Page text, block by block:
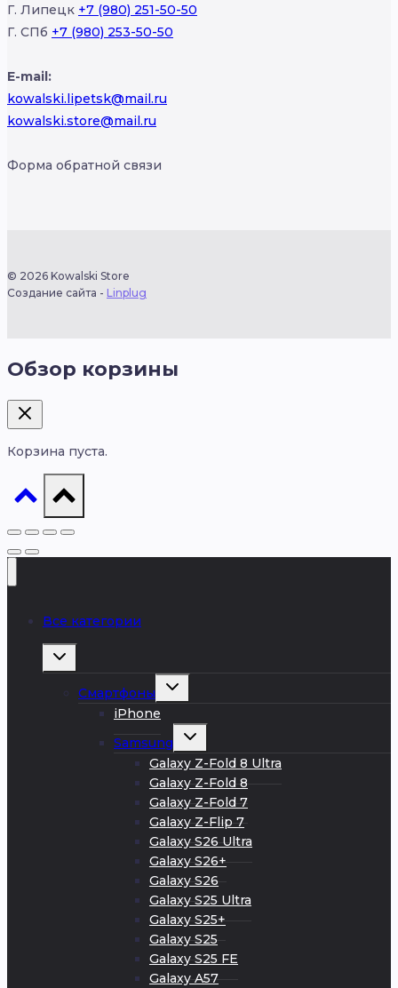
Г. Липецк +7 (980) 251-50-50
Г. СПб +7 (980) 253-50-50
E-mail:
kowalski.lipetsk@mail.ru
kowalski.store@mail.ru
Форма обратной связи
© 2026 Kowalski Store
Создание сайта - Linplug
Обзор корзины
Корзина пуста.
Все категории
Развернуть
Смартфоны
Развернуть
iPhone
Samsung
Развернуть
меню
Galaxy Z-Fold 8 Ultra
Galaxy Z-Fold 8
Galaxy Z-Fold 7
Galaxy Z-Flip 7
Galaxy S26 Ultra
Galaxy S26+
Galaxy S26
Galaxy S25 Ultra
Galaxy S25+
Galaxy S25
Galaxy S25 FE
Galaxy A57